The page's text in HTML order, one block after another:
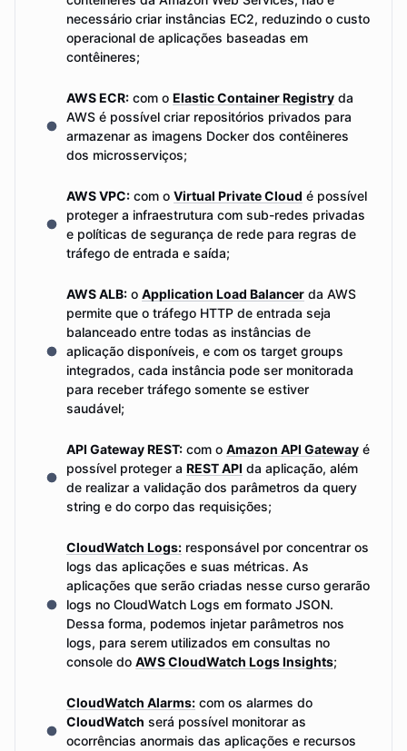
necessário criar instâncias EC2, reduzindo o custo
operacional de aplicações baseadas em
contêineres;
AWS ECR: com o Elastic Container Registry da
AWS é possível criar repositórios privados para
armazenar as imagens Docker dos contêineres
dos microsserviços;
AWS VPC: com o Virtual Private Cloud é possível
proteger a infraestrutura com sub-redes privadas
e políticas de segurança de rede para regras de
tráfego de entrada e saída;
AWS ALB: o Application Load Balancer da AWS
permite que o tráfego HTTP de entrada seja
balanceado entre todas as instâncias de
aplicação disponíveis, e com os target groups
integrados, cada instância pode ser monitorada
para receber tráfego somente se estiver
saudável;
API Gateway REST: com o Amazon API Gateway é
possível proteger a REST API da aplicação, além
de realizar a validação dos parâmetros da query
string e do corpo das requisições;
CloudWatch Logs: responsável por concentrar os
logs das aplicações e suas métricas. As
aplicações que serão criadas nesse curso gerarão
logs no CloudWatch Logs em formato JSON.
Dessa forma, podemos injetar parâmetros nos
logs, para serem utilizados em consultas no
console do AWS CloudWatch Logs Insights;
CloudWatch Alarms: com os alarmes do
CloudWatch será possível monitorar as
ocorrências anormais das aplicações e recursos